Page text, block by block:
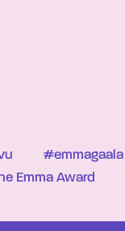
#emmagaala
Emma Award